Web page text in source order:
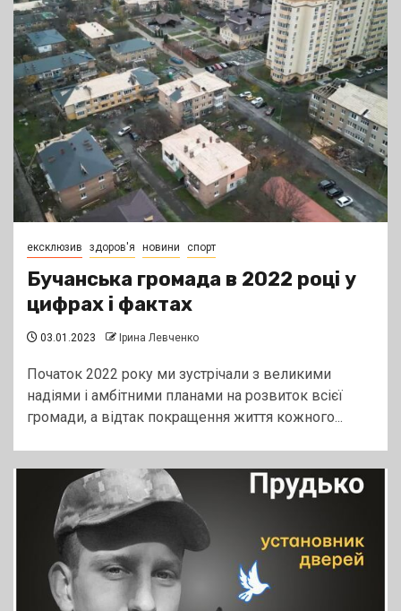
ексклюзив здоров'я новини спорт
Бучанська громада в 2022 році у
цифрах і фактах
03.01.2023 Ірина Левченко
Початок 2022 року ми зустрічали з великими
надіями і амбітними планами на розвиток всієї
громади, а відтак покращення життя кожного...